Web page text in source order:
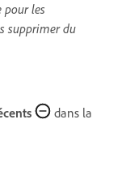
pour les
supprimer du
dans la